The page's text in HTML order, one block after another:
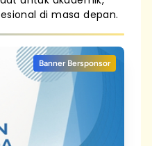
di masa depan.
Banner Bersponsor